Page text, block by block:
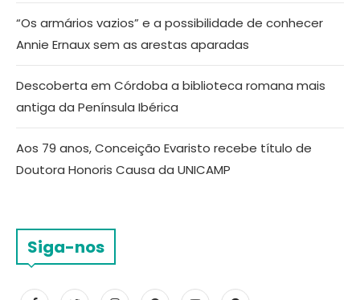
“Os armários vazios” e a possibilidade de conhecer
Annie Ernaux sem as arestas aparadas
Descoberta em Córdoba a biblioteca romana mais
antiga da Península Ibérica
Aos 79 anos, Conceição Evaristo recebe título de
Doutora Honoris Causa da UNICAMP
Siga-nos